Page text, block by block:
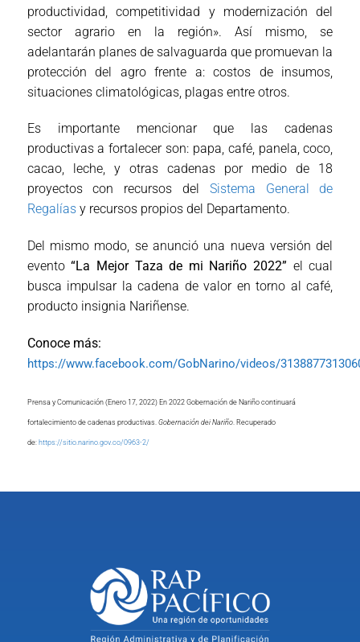
productividad, competitividad y modernización del
sector agrario en la región». Así mismo, se
adelantarán planes de salvaguarda que promuevan la
protección del agro frente a: costos de insumos,
situaciones climatológicas, plagas entre otros.
Es importante mencionar que las cadenas
productivas a fortalecer son: papa, café, panela, coco,
cacao, leche, y otras cadenas por medio de 18
proyectos con recursos del Sistema General de
Regalíasy recursos propios del Departamento.
Del mismo modo, se anunció una nueva versión del
evento“La Mejor Taza de mi Nariño 2022” el cual
busca impulsar la cadena de valor en torno al café,
producto insignia Nariñense.
Conoce más:
https://www.facebook.com/GobNarino/videos/
Prensa y Comunicación (Enero 17, 2022) En 2022 Gobernación de Nariño continuará
fortalecimiento de cadenas productivas. Gobernación dei Nariño. Recuperado
de: https://sitio.narino.gov.co/0963-2/